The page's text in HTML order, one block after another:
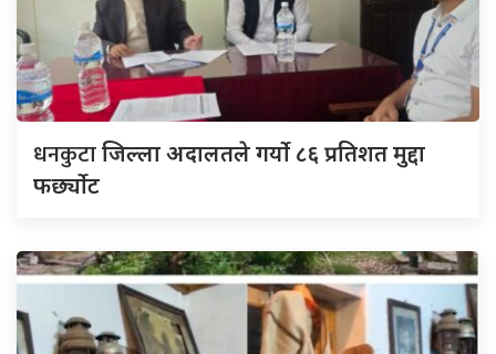
धनकुटाजिल्ला अदालतले गर्यो ८६ प्रतिशत मुद्दा
फर्छ्योट